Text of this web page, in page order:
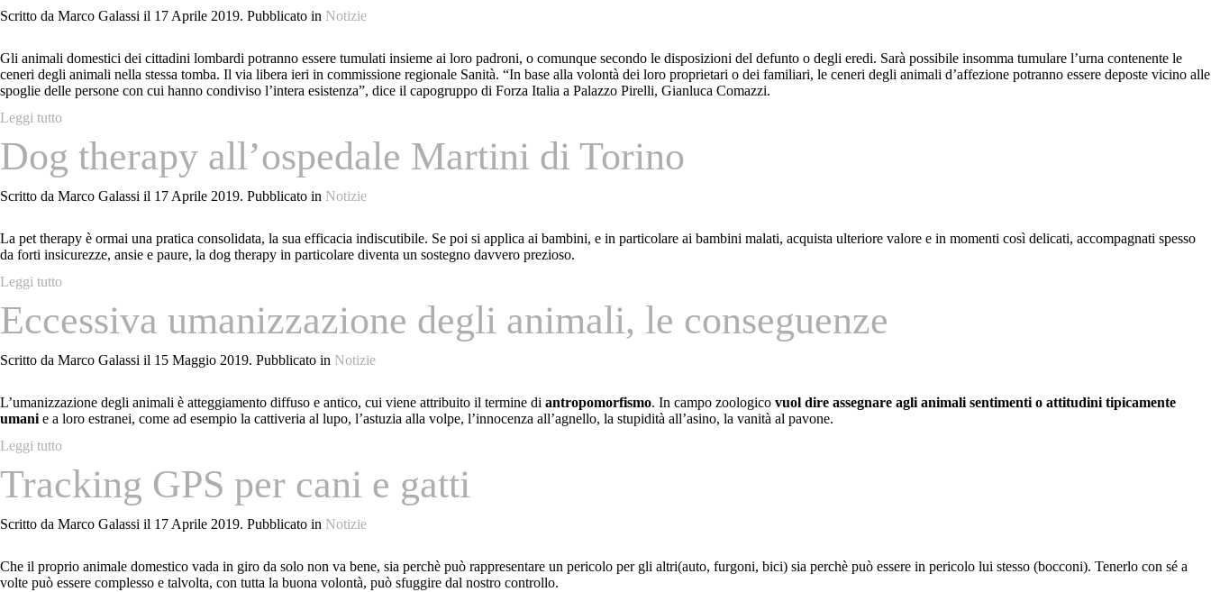
Scritto da Marco Galassi il 17 Aprile 2019. Pubblicato in Notizie
Gli animali domestici dei cittadini lombardi potranno essere tumulati insieme ai loro padroni, o comunque secondo le disposizioni del defunto o degli eredi. Sarà possibile insomma tumulare l’urna contenente le
ceneri degli animali nella stessa tomba. Il via libera ieri in commissione regionale Sanità. “In base alla volontà dei loro proprietari o dei familiari, le ceneri degli animali d’affezione potranno essere deposte vicino alle
spoglie delle persone con cui hanno condiviso l’intera esistenza”, dice il capogruppo di Forza Italia a Palazzo Pirelli, Gianluca Comazzi.
Leggi tutto
Dog therapy all’ospedale Martini di Torino
Scritto da Marco Galassi il 17 Aprile 2019. Pubblicato in Notizie
La pet therapy è ormai una pratica consolidata, la sua efficacia indiscutibile. Se poi si applica ai bambini, e in particolare ai bambini malati, acquista ulteriore valore e in momenti così delicati, accompagnati spesso
da forti insicurezze, ansie e paure, la dog therapy in particolare diventa un sostegno davvero prezioso.
Leggi tutto
Eccessiva umanizzazione degli animali, le conseguenze
Scritto da Marco Galassi il 15 Maggio 2019. Pubblicato in Notizie
L’umanizzazione degli animali è atteggiamento diffuso e antico, cui viene attribuito il termine di antropomorfismo. In campo zoologico vuol dire assegnare agli animali sentimenti o attitudini tipicamente
umani e a loro estranei, come ad esempio la cattiveria al lupo, l’astuzia alla volpe, l’innocenza all’agnello, la stupidità all’asino, la vanità al pavone.
Leggi tutto
Tracking GPS per cani e gatti
Scritto da Marco Galassi il 17 Aprile 2019. Pubblicato in Notizie
Che il proprio animale domestico vada in giro da solo non va bene, sia perchè può rappresentare un pericolo per gli altri(auto, furgoni, bici) sia perchè può essere in pericolo lui stesso (bocconi). Tenerlo con sé a
volte può essere complesso e talvolta, con tutta la buona volontà, può sfuggire dal nostro controllo.